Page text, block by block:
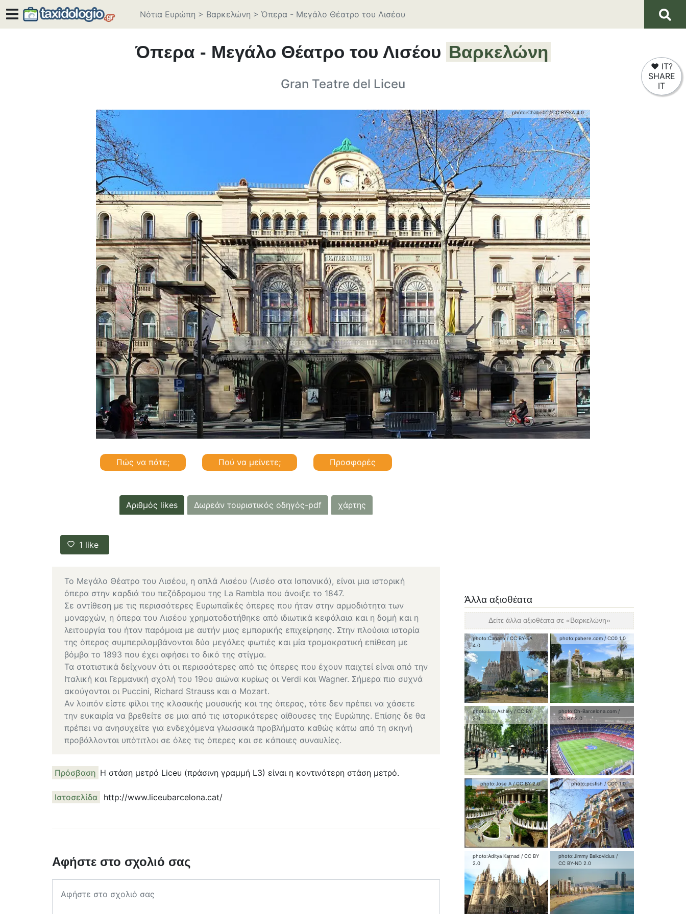
❤ IT?
SHARE
IT
Νότια Ευρώπη > Βαρκελώνη > Όπερα - Μεγάλο Θέατρο του Λισέου
Όπερα - Μεγάλο Θέατρο του Λισέου Βαρκελώνη
Gran Teatre del Liceu
photo:Chabe01 /CC BY-SA 4.0
Πώς να πάτε; Πού να μείνετε; Προσφορές
Αριθμός likes Δωρεάν τουριστικός οδηγός-pdf χάρτης
1 like
Το Μεγάλο Θέατρο του Λισέου, η απλά Λισέου (Λισέο στα Ισπανικά), είναι μια ιστορική
όπερα στην καρδιά του πεζόδρομου της La Rambla που άνοιξε το 1847.
Σε αντίθεση με τις περισσότερες Ευρωπαϊκές όπερες που ήταν στην αρμοδιότητα των
μοναρχών, η όπερα του Λισέου χρηματοδοτήθηκε από ιδιωτικά κεφάλαια και η δομή και η
λειτουργία του ήταν παρόμοια με αυτήν μιας εμπορικής επιχείρησης. Στην πλούσια ιστορία
της όπερας συμπεριλαμβάνονται δύο μεγάλες φωτιές και μία τρομοκρατική επίθεση με
βόμβα το 1893 που έχει αφήσει το δικό της στίγμα.
Τα στατιστικά δείχνουν ότι οι περισσότερες από τις όπερες που έχουν παιχτεί είναι από την
Ιταλική και Γερμανική σχολή του 19ου αιώνα κυρίως οι Verdi και Wagner. Σήμερα πιο συχνά
ακούγονται οι Puccini, Richard Strauss και ο Mozart.
Αν λοιπόν είστε φίλοι της κλασικής μουσικής και της όπερας, τότε δεν πρέπει να χάσετε
την ευκαιρία να βρεθείτε σε μια από τις ιστορικότερες αίθουσες της Ευρώπης. Επίσης δε θα
πρέπει να ανησυχείτε για ενδεχόμενα γλωσσικά προβλήματα καθώς κάτω από τη σκηνή
προβάλλονται υπότιτλοι σε όλες τις όπερες και σε κάποιες συναυλίες.
Πρόσβαση Η στάση μετρό Liceu (πράσινη γραμμή L3) είναι η κοντινότερη στάση μετρό.
Ιστοσελίδα http://www.liceubarcelona.cat/
Αφήστε στο σχολιό σας
Άλλα αξιοθέατα
Δείτε άλλα αξιοθέατα σε «Βαρκελώνη»
photo:Canaan / CC BY-SA
4.0
photo:pxhere.com / CC0 1.0
photo:Lim Ashley / CC BY
2.0
photo:Oh-Barcelona.com /
CC BY 2.0
photo:Jose A /CC BY 2.0 photo:pcsfish /CC0 1.0
photo:Aditya Karnad / CC BY
2.0
photo:Jimmy Baikovicius /
CC BY-ND 2.0